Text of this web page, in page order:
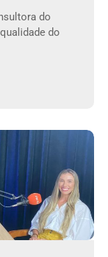
do
do